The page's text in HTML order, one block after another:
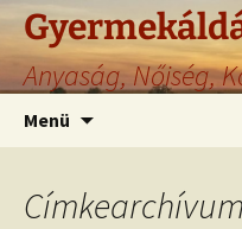
Anyaság, Nőiség,
Menü